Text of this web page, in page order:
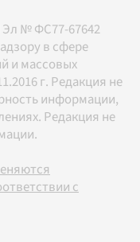
Эл № ФС77-67642
в сфере
и массовых
г. Редакция не
информации,
Редакция не
с